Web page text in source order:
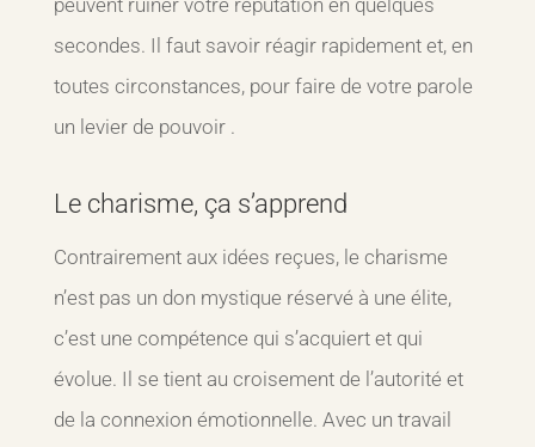
peuvent ruiner votre réputation en quelques
secondes. Il faut savoir réagir rapidement et, en
toutes circonstances, pour faire de votre parole
un levier de pouvoir .
Le charisme, ça s’apprend
Contrairement aux idées reçues, le charisme
n’est pas un don mystique réservé à une élite,
c’est une compétence qui s’acquiert et qui
évolue. Il se tient au croisement de l’autorité et
de la connexion émotionnelle. Avec un travail